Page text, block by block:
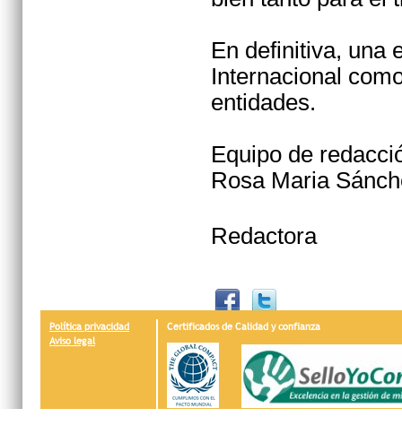
En definitiva, una
Internacional
entidades.
Equipo de
Rosa Maria
Redactora
Política privacidad
Aviso legal
Certificados de Calidad y confianza